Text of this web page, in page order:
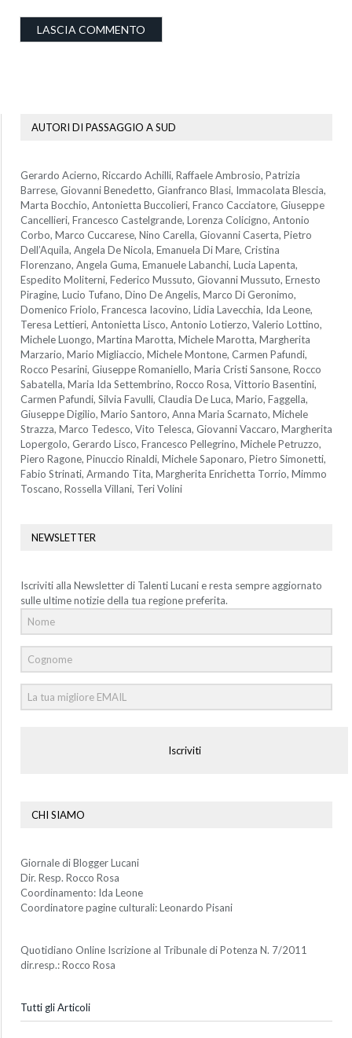
AUTORI DI PASSAGGIO A SUD
Gerardo Acierno, Riccardo Achilli, Raffaele Ambrosio, Patrizia
Barrese, Giovanni Benedetto, Gianfranco Blasi, Immacolata Blescia,
Marta Bocchio, Antonietta Buccolieri, Franco Cacciatore, Giuseppe
Cancellieri, Francesco Castelgrande, Lorenza Colicigno, Antonio
Corbo, Marco Cuccarese, Nino Carella, Giovanni Caserta, Pietro
Dell’Aquila, Angela De Nicola, Emanuela Di Mare, Cristina
Florenzano, Angela Guma, Emanuele Labanchi, Lucia Lapenta,
Espedito Moliterni, Federico Mussuto, Giovanni Mussuto, Ernesto
Piragine, Lucio Tufano, Dino De Angelis, Marco Di Geronimo,
Domenico Friolo, Francesca Iacovino, Lidia Lavecchia, Ida Leone,
Teresa Lettieri, Antonietta Lisco, Antonio Lotierzo, Valerio Lottino,
Michele Luongo, Martina Marotta, Michele Marotta, Margherita
Marzario, Mario Migliaccio, Michele Montone, Carmen Pafundi,
Rocco Pesarini, Giuseppe Romaniello, Maria Cristi Sansone, Rocco
Sabatella, Maria Ida Settembrino, Rocco Rosa, Vittorio Basentini,
Carmen Pafundi, Silvia Favulli, Claudia De Luca, Mario, Faggella,
Giuseppe Digilio, Mario Santoro, Anna Maria Scarnato, Michele
Strazza, Marco Tedesco, Vito Telesca, Giovanni Vaccaro, Margherita
Lopergolo, Gerardo Lisco, Francesco Pellegrino, Michele Petruzzo,
Piero Ragone, Pinuccio Rinaldi, Michele Saponaro, Pietro Simonetti,
Fabio Strinati, Armando Tita, Margherita Enrichetta Torrio, Mimmo
Toscano, Rossella Villani, Teri Volini
NEWSLETTER
Iscriviti alla Newsletter di Talenti Lucani e resta sempre aggiornato
sulle ultime notizie della tua regione preferita.
Iscriviti
CHI SIAMO
Giornale di Blogger Lucani
Dir. Resp. Rocco Rosa
Coordinamento: Ida Leone
Coordinatore pagine culturali: Leonardo Pisani
Quotidiano Online Iscrizione al Tribunale di Potenza N. 7/2011
dir.resp.: Rocco Rosa
Tutti gli Articoli